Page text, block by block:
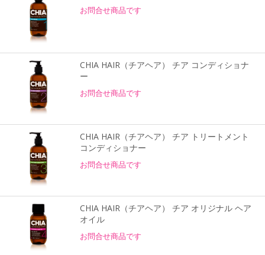
お問合せ商品です
CHIA HAIR（チアヘア） チア コンディショナ
ー
お問合せ商品です
CHIA HAIR（チアヘア） チア トリートメント
コンディショナー
お問合せ商品です
CHIA HAIR（チアヘア） チア オリジナル ヘア
オイル
お問合せ商品です